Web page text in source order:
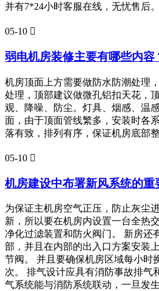
并有7*24小时客服在线，无忧售后。
05-10 
弱电机房装修主要有哪些内容
机房顶面上方需要做防水防潮处理
处理，顶部建议做微孔铝扣天花，
观、降噪、防尘。灯具、烟感、温
面，由于顶面管线繁多，安装时各
落有致，排列有序，保证机房底部
05-10 
机房建设中布署新风系统的重
为保证主机房空气正压，防止灰尘
新，所以要在机房内设置一台全热
净化过滤装置和防火阀门。 新房还
部，并且在内部的出入口方案安装
节阀。 并且要确保机房区域每小时
次。 排气设计应具有消防事故排气
气系统能与消防系统联动，一旦发